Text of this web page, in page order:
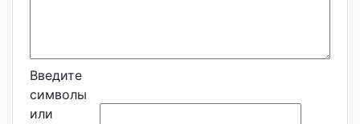
Введите
символы
или